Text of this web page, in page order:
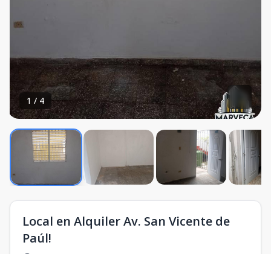
1 / 4
Local en Alquiler Av. San Vicente de
Paúl!